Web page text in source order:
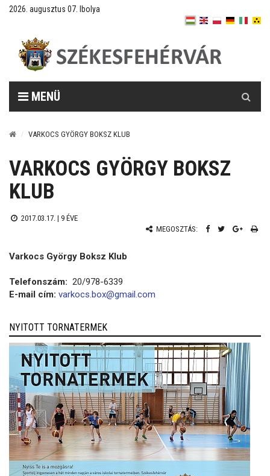
2026. augusztus 07. Ibolya
MENÜ
VARKOCS GYÖRGY BOKSZ KLUB
VARKOCS GYÖRGY BOKSZ
KLUB
2017.03.17. | 9 ÉVE
MEGOSZTÁS:
Varkocs György Boksz Klub
Telefonszám: 20/978-6339
E-mail cím: varkocs.box@gmail.com
NYITOTT TORNATERMEK